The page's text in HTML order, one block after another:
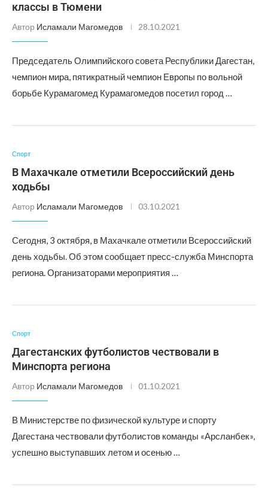
классы в Тюмени
Автор Исламали Магомедов 28.10.2021
Председатель Олимпийского совета Республики Дагестан,
чемпион мира, пятикратный чемпион Европы по вольной
борьбе Курамагомед Курамагомедов посетил город …
Спорт
В Махачкале отметили Всероссийский день
ходьбы
Автор Исламали Магомедов 03.10.2021
Сегодня, 3 октября, в Махачкале отметили Всероссийский
день ходьбы. Об этом сообщает пресс-служба Минспорта
региона. Организаторами мероприятия …
Спорт
Дагестанских футболистов чествовали в
Минспорта региона
Автор Исламали Магомедов 01.10.2021
В Министерстве по физической культуре и спорту
Дагестана чествовали футболистов команды «Арсланбек»,
успешно выступавших летом и осенью …